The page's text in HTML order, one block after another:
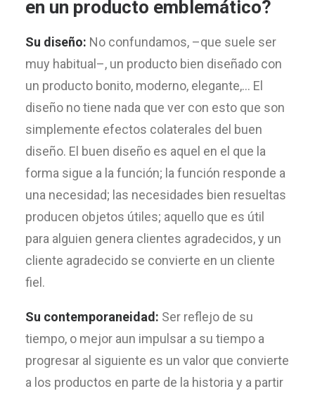
en un producto emblemático?
Su diseño: No confundamos, –que suele ser
muy habitual–, un producto bien diseñado con
un producto bonito, moderno, elegante,… El
diseño no tiene nada que ver con esto que son
simplemente efectos colaterales del buen
diseño. El buen diseño es aquel en el que la
forma sigue a la función; la función responde a
una necesidad; las necesidades bien resueltas
producen objetos útiles; aquello que es útil
para alguien genera clientes agradecidos, y un
cliente agradecido se convierte en un cliente
fiel.
Su contemporaneidad: Ser reflejo de su
tiempo, o mejor aun impulsar a su tiempo a
progresar al siguiente es un valor que convierte
a los productos en parte de la historia y a partir